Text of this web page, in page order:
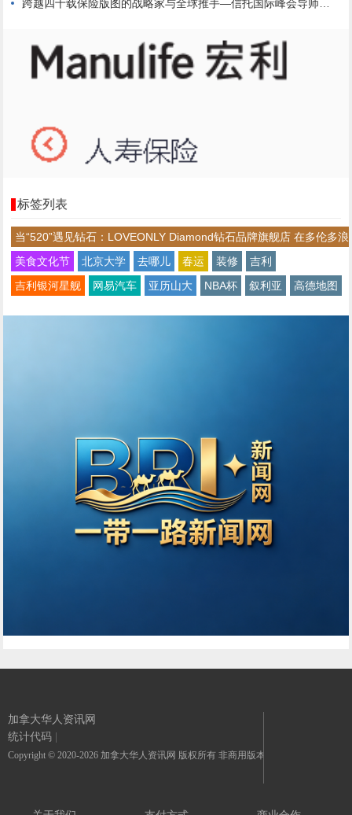
跨越四十载保险版图的战略家与全球推手—信托国际峰会导师康福德
标签列表
当“520”遇见钻石：LOVEONLY Diamond钻石品牌旗舰店 在多伦多
美食文化节
北京大学 去哪儿 春运 装修
吉利
吉利银河星舰
网易汽车 亚历山大 NBA杯 叙利亚 高德地图
加拿大华人资讯网
统计代码
Copyright © 2020-2026 加拿大华人资讯网 版权所有 非商用版本